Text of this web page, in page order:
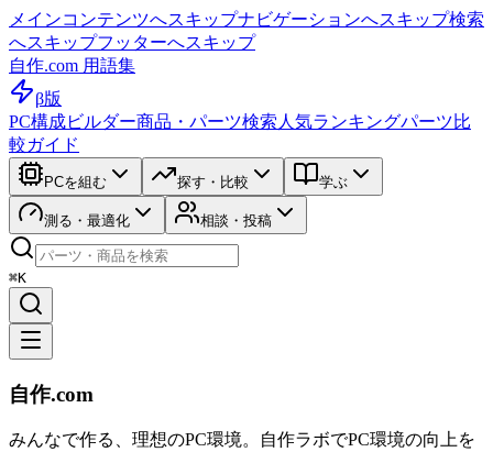
メインコンテンツへスキップナビゲーションへスキップ検索
へスキップフッターへスキップ
自作.com 用語集
β版
PC構成ビルダー商品・パーツ検索 人気ランキングパーツ比
較ガイド
PCを組む 探す・比較 学ぶ
測る・最適化 相談・投稿
⌘K
自作.com
みんなで作る、理想のPC環境。 自作ラボでPC環境の向上を